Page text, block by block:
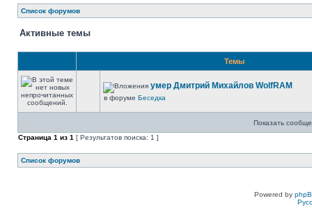
Список форумов
Активные темы
Темы
умер Дмитрий Михайлов WolfRAM
в форуме Беседка
Показать
Страница 1 из 1 [ Результатов поиска: 1 ]
Список форумов
Powered by